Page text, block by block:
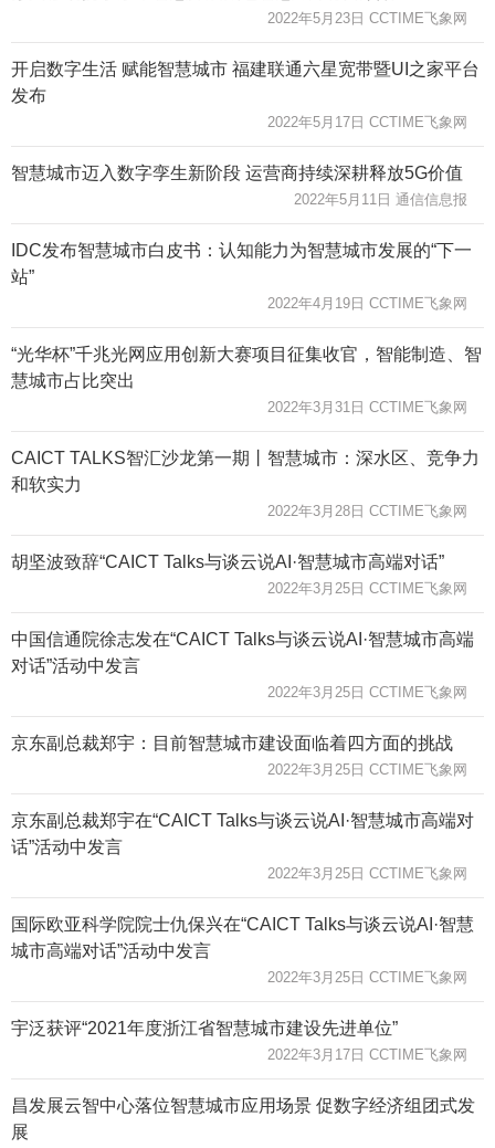
2022年5月23日 CCTIME飞象网
开启数字生活 赋能智慧城市 福建联通六星宽带暨UI之家平台
发布
2022年5月17日 CCTIME飞象网
智慧城市迈入数字孪生新阶段 运营商持续深耕释放5G价值
2022年5月11日 通信信息报
IDC发布智慧城市白皮书：认知能力为智慧城市发展的“下一
站”
2022年4月19日 CCTIME飞象网
“光华杯”千兆光网应用创新大赛项目征集收官，智能制造、智
慧城市占比突出
2022年3月31日 CCTIME飞象网
CAICT TALKS智汇沙龙第一期丨智慧城市：深水区、竞争力
和软实力
2022年3月28日 CCTIME飞象网
胡坚波致辞“CAICT Talks与谈云说AI·智慧城市高端对话”
2022年3月25日 CCTIME飞象网
中国信通院徐志发在“CAICT Talks与谈云说AI·智慧城市高端
对话”活动中发言
2022年3月25日 CCTIME飞象网
京东副总裁郑宇：目前智慧城市建设面临着四方面的挑战
2022年3月25日 CCTIME飞象网
京东副总裁郑宇在“CAICT Talks与谈云说AI·智慧城市高端对
话”活动中发言
2022年3月25日 CCTIME飞象网
国际欧亚科学院院士仇保兴在“CAICT Talks与谈云说AI·智慧
城市高端对话”活动中发言
2022年3月25日 CCTIME飞象网
宇泛获评“2021年度浙江省智慧城市建设先进单位”
2022年3月17日 CCTIME飞象网
昌发展云智中心落位智慧城市应用场景 促数字经济组团式发
展